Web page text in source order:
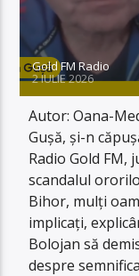
Gold FM Radio
2 IULIE 2026
Autor: Oana-
Gușă, și-n
Radio Gold FM,
scandalul
Bihor, mulți
implicați,
Bolojan să
despre